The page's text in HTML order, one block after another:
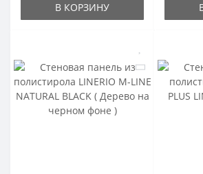
В КОРЗИНУ